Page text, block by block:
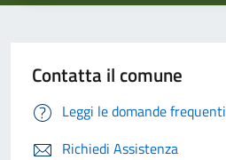
Contatta il comune
Leggi le domande frequenti
Richiedi Assistenza